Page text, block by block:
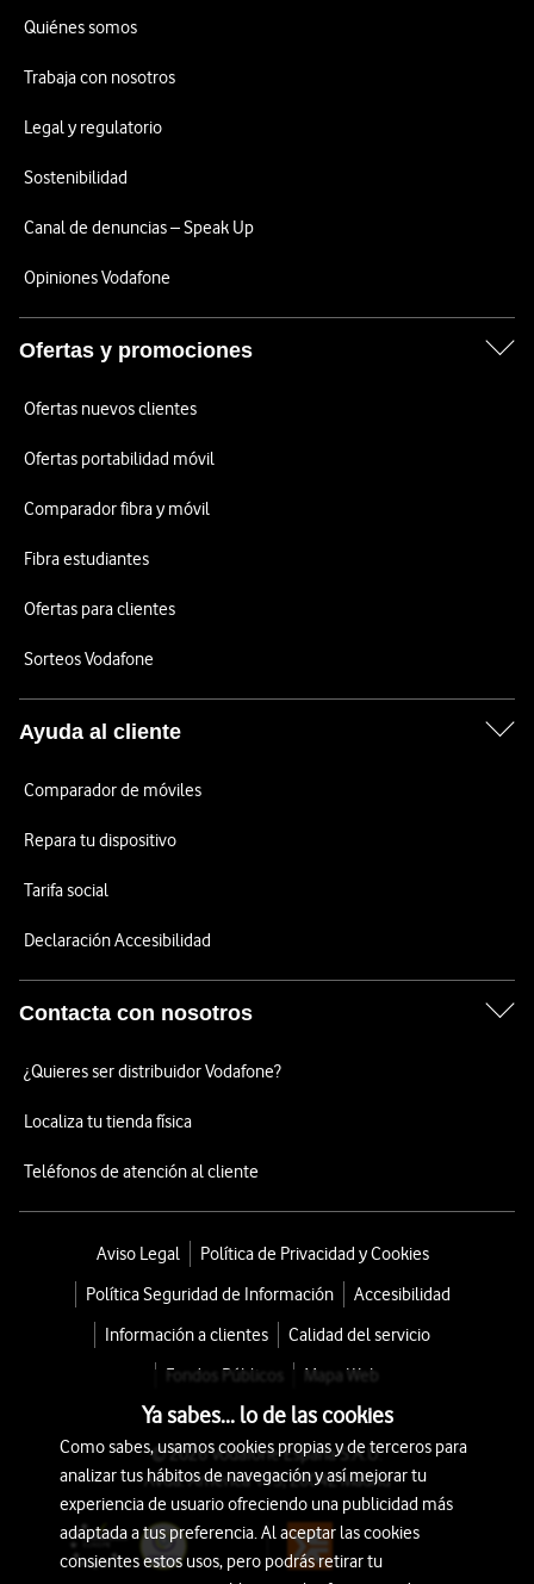
Quiénes somos
Trabaja con nosotros
Legal y regulatorio
Sostenibilidad
Canal de denuncias – Speak Up
Opiniones Vodafone
Ofertas y promociones
Ofertas nuevos clientes
Ofertas portabilidad móvil
Comparador fibra y móvil
Fibra estudiantes
Ofertas para clientes
Sorteos Vodafone
Ayuda al cliente
Comparador de móviles
Repara tu dispositivo
Tarifa social
Declaración Accesibilidad
Contacta con nosotros
¿Quieres ser distribuidor Vodafone?
Localiza tu tienda física
Teléfonos de atención al cliente
Aviso Legal
Política de Privacidad y Cookies
Política Seguridad de Información
Accesibilidad
Información a clientes
Calidad del servicio
Fondos Públicos
Mapa Web
© 2026 Vodafone España S.A.U.
Avda. América 115, 28042 Madrid
Ya sabes... lo de las cookies
Como sabes, usamos cookies propias y de terceros para
analizar tus hábitos de navegación y así mejorar tu
experiencia de usuario ofreciendo una publicidad más
adaptada a tus preferencia. Al aceptar las cookies
consientes estos usos, pero podrás retirar tu